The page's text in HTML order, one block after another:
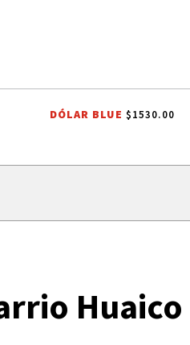
CARLOS SADIR ALTO COMEDERO
DÓLAR BLUE $1530.00
Huaico